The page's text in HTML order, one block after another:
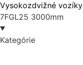
Vysokozdvižné vozíky
7FGL25 3000mm
Kategórie